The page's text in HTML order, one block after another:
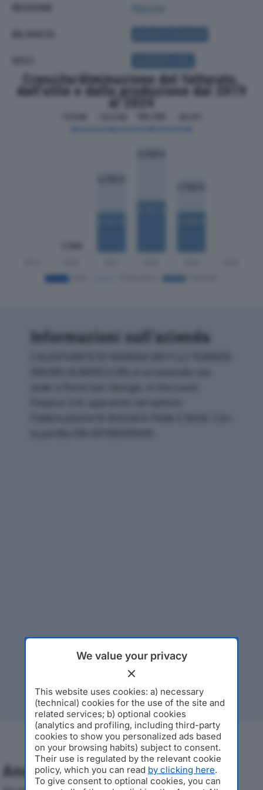
Crescita/diminuzione del fatturato,
dell'utile e della produzione dal 2019
Informazioni sull’azienda
Analisi Economica 2019-2024
We value your privacy
This website uses cookies: a) necessary
(technical) cookies for the use of the site and
related services; b) optional cookies
(analytics and profiling, including third-party
cookies to show you personalized ads based
on your browsing habits) subject to consent.
Their use is regulated by the relevant cookie
policy, which you can read by clicking here.
To give consent to optional cookies, you can